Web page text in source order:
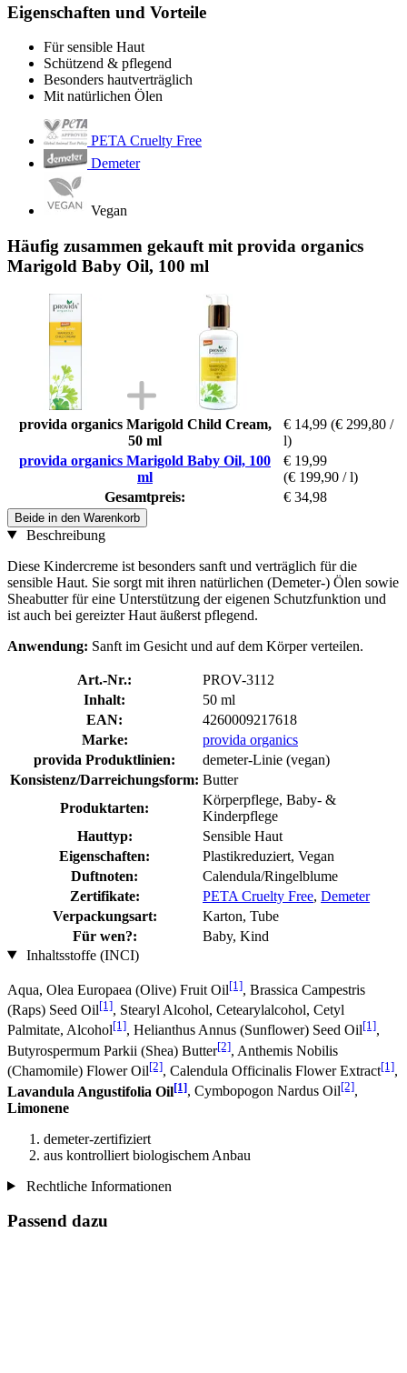
Eigenschaften und Vorteile
Für sensible Haut
Schützend & pflegend
Besonders hautverträglich
Mit natürlichen Ölen
PETA Cruelty Free
Demeter
Vegan
Häufig zusammen gekauft mit provida organics
Marigold Baby Oil, 100 ml
provida organics Marigold Child Cream,
50 ml
€ 14,99 (€ 299,80 /
l)
provida organics Marigold Baby Oil, 100
ml
€ 19,99
(€ 199,90 / l)
Gesamtpreis:
€ 34,98
Beide in den Warenkorb
Beschreibung
Diese Kindercreme ist besonders sanft und verträglich für die
sensible Haut. Sie sorgt mit ihren natürlichen (Demeter-) Ölen sowie
Sheabutter für eine Unterstützung der eigenen Schutzfunktion und
ist auch bei gereizter Haut äußerst pflegend.
Anwendung: Sanft im Gesicht und auf dem Körper verteilen.
Art.-Nr.:
PROV-3112
Inhalt:
50 ml
EAN:
4260009217618
Marke:
provida organics
provida Produktlinien:
demeter-Linie (vegan)
Konsistenz/Darreichungsform: Butter
Produktarten:
Körperpflege, Baby- &
Kinderpflege
Hauttyp:
Sensible Haut
Eigenschaften:
Plastikreduziert, Vegan
Duftnoten:
Calendula/Ringelblume
Zertifikate:
PETA Cruelty Free, Demeter
Verpackungsart:
Karton, Tube
Für wen?:
Baby, Kind
Inhaltsstoffe (INCI)
Aqua, Olea Europaea (Olive) Fruit Oil[1], Brassica Campestris
(Raps) Seed Oil[1], Stearyl Alcohol, Cetearylalcohol, Cetyl
Palmitate, Alcohol[1], Helianthus Annus (Sunflower) Seed Oil[1],
Butyrospermum Parkii (Shea) Butter[2], Anthemis Nobilis
(Chamomile) Flower Oil[2], Calendula Officinalis Flower Extract[1],
Lavandula Angustifolia Oil[1], Cymbopogon Nardus Oil[2],
Limonene
demeter-zertifiziert
aus kontrolliert biologischem Anbau
Rechtliche Informationen
Passend dazu